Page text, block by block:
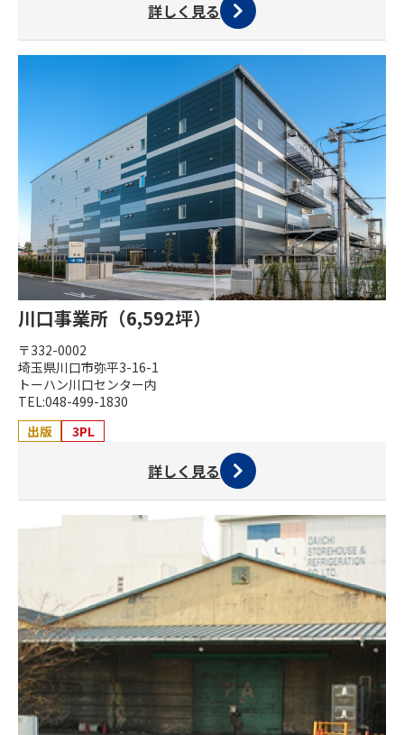
詳しく見る
川口事業所（6,592坪）
〒332-0002
埼玉県川口市弥平3-16-1
トーハン川口センター内
TEL:048-499-1830
出版
3PL
詳しく見る